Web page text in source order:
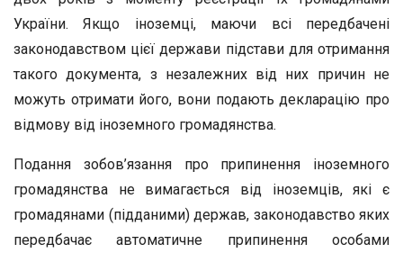
України. Якщо іноземці, маючи всі передбачені
законодавством цієї держави підстави для отримання
такого документа, з незалежних від них причин не
можуть отримати його, вони подають декларацію про
відмову від іноземного громадянства.
Подання зобов’язання про припинення іноземного
громадянства не вимагається від іноземців, які є
громадянами (підданими) держав, законодавство яких
передбачає автоматичне припинення особами